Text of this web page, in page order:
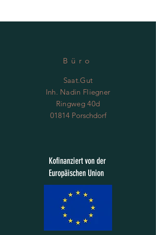
Büro
Saat.Gut
Inh. Nadin Fliegner
Ringweg 40d
01814 Porschdorf
Kofinanziert von der
Europäischen Union